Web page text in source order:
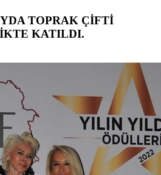
TOPRAK ÇİFTİ
KATILDI.